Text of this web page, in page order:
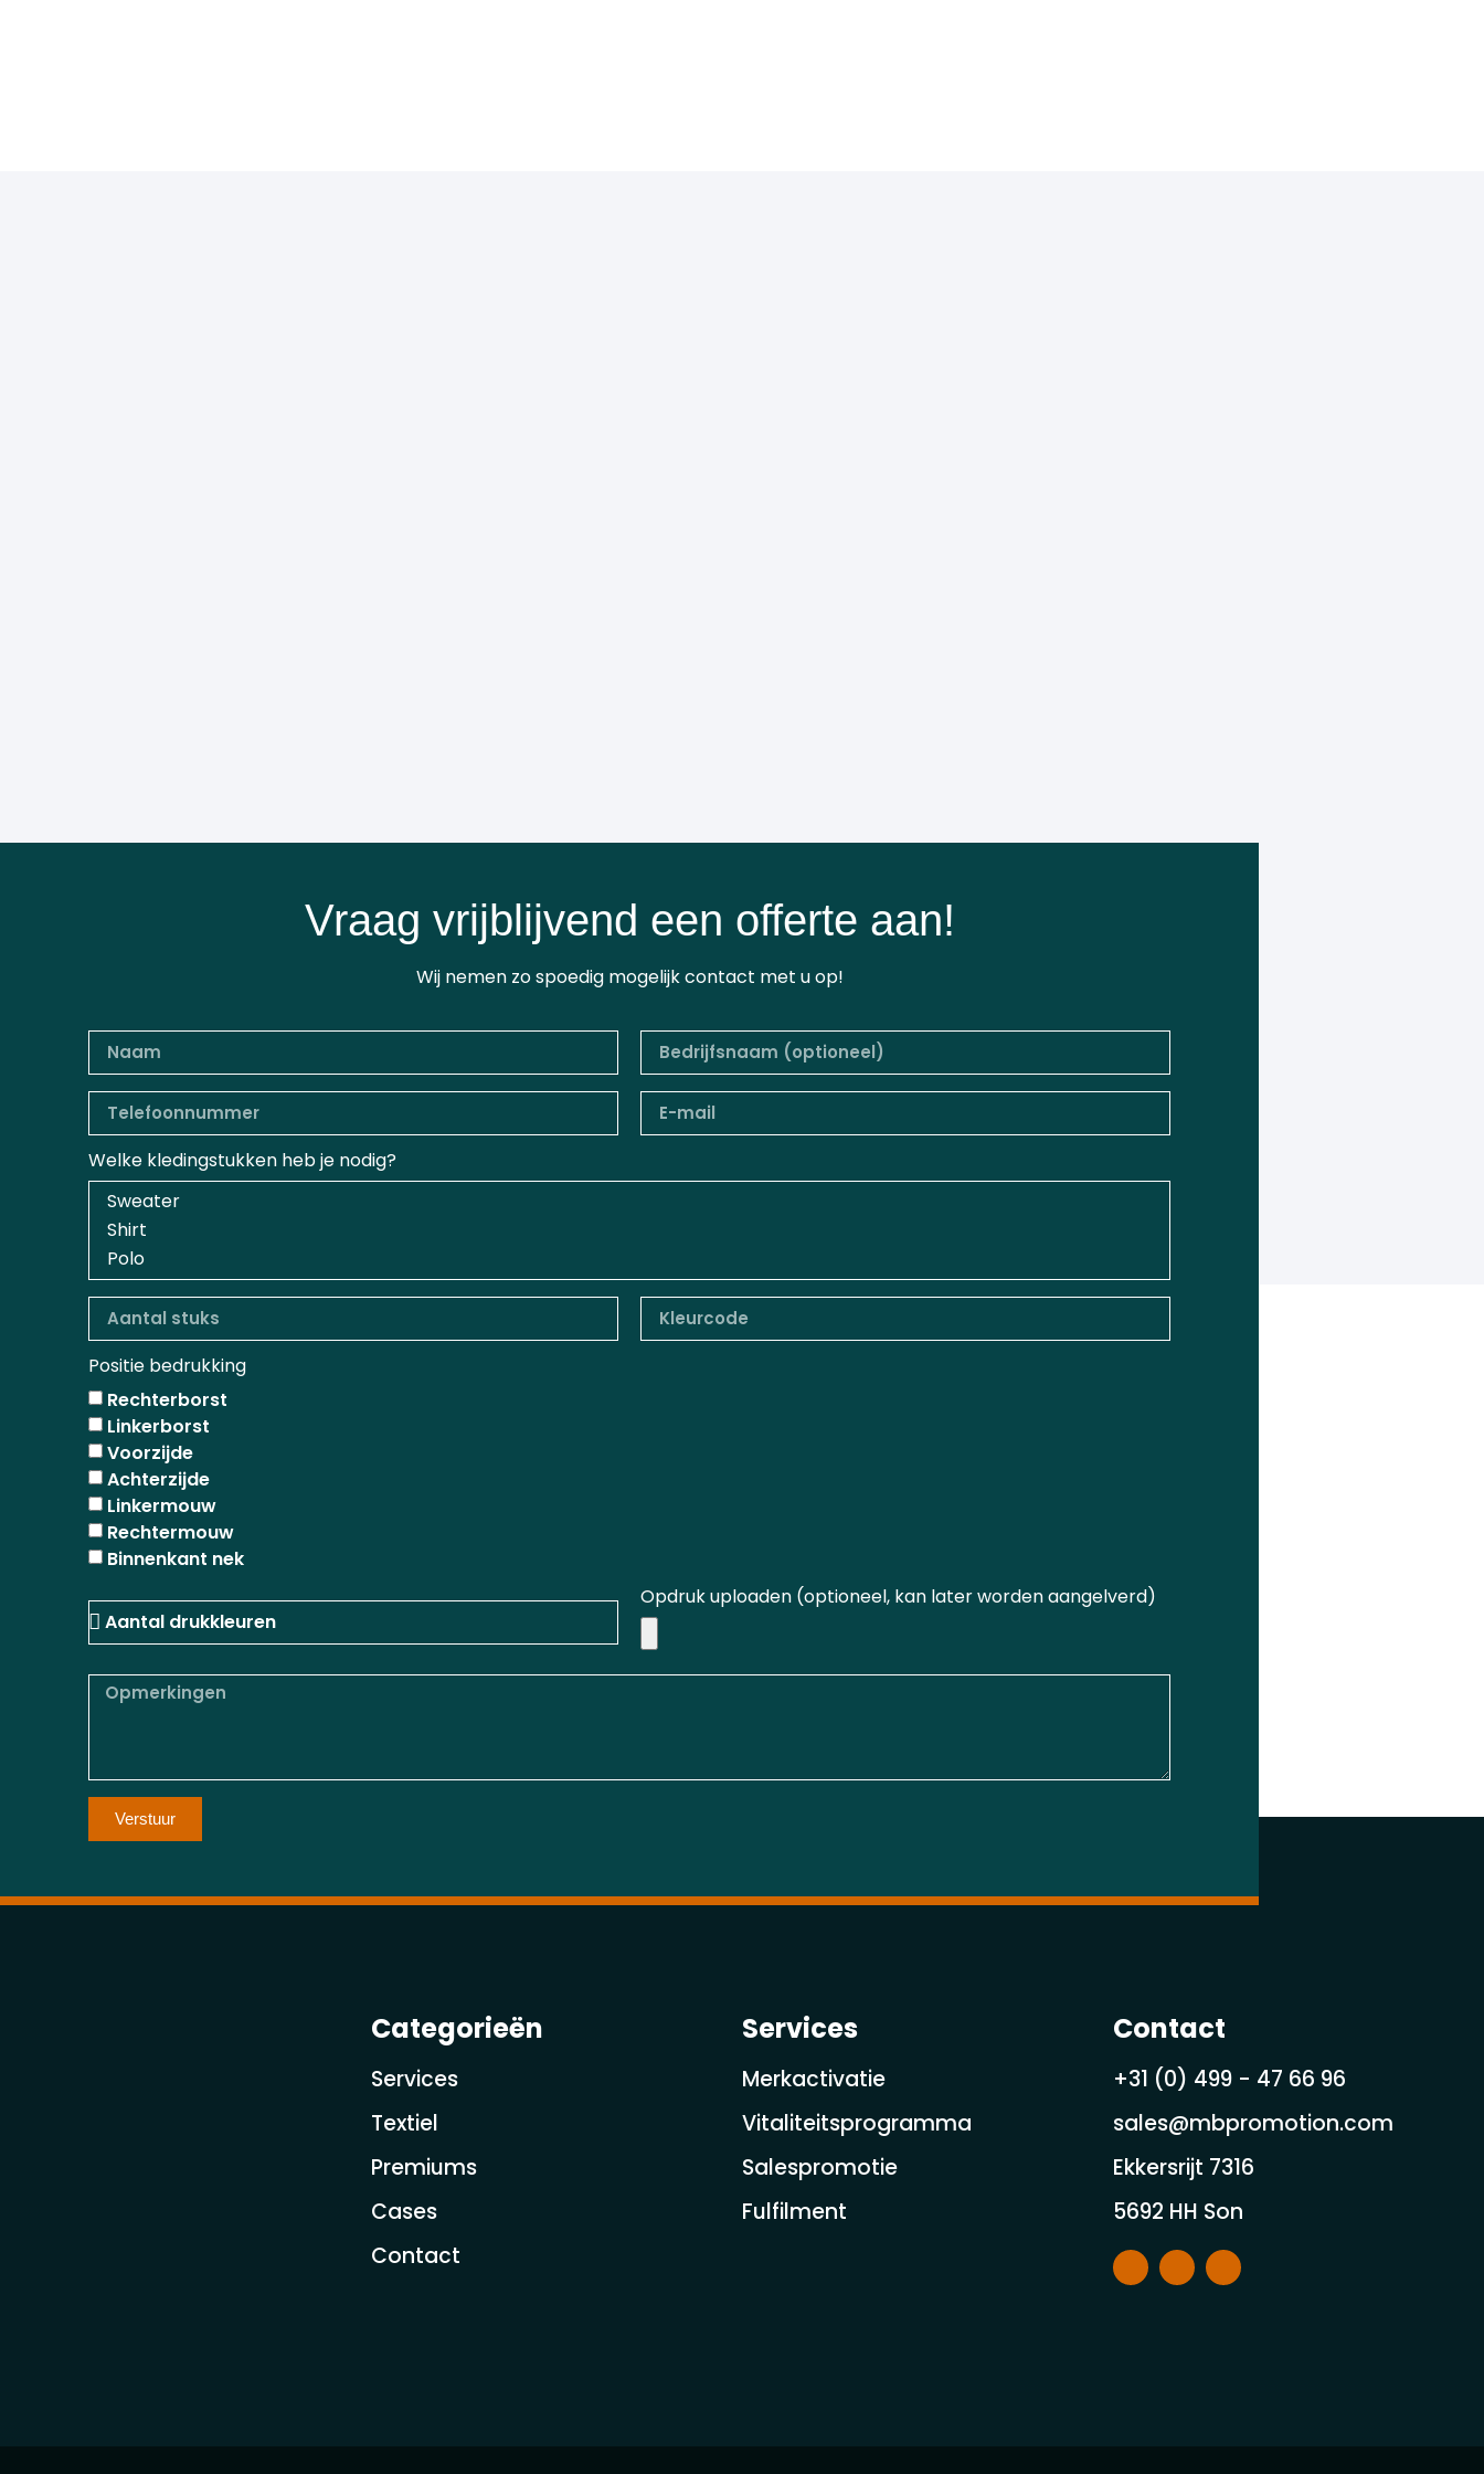
Vraag vrijblijvend een offerte aan!
Wij nemen zo spoedig mogelijk contact met u op!
Welke kledingstukken heb je nodig?
Positie bedrukking
Rechterborst
Linkerborst
Voorzijde
Achterzijde
Linkermouw
Rechtermouw
Binnenkant nek
Opdruk uploaden (optioneel, kan later worden aangelverd)
Verstuur
Categorieën
Services
Textiel
Premiums
Cases
Contact
Services
Merkactivatie
Vitaliteitsprogramma
Salespromotie
Fulfilment
Contact
+31 (0) 499 - 47 66 96
sales@mbpromotion.com
Ekkersrijt 7316
5692 HH Son